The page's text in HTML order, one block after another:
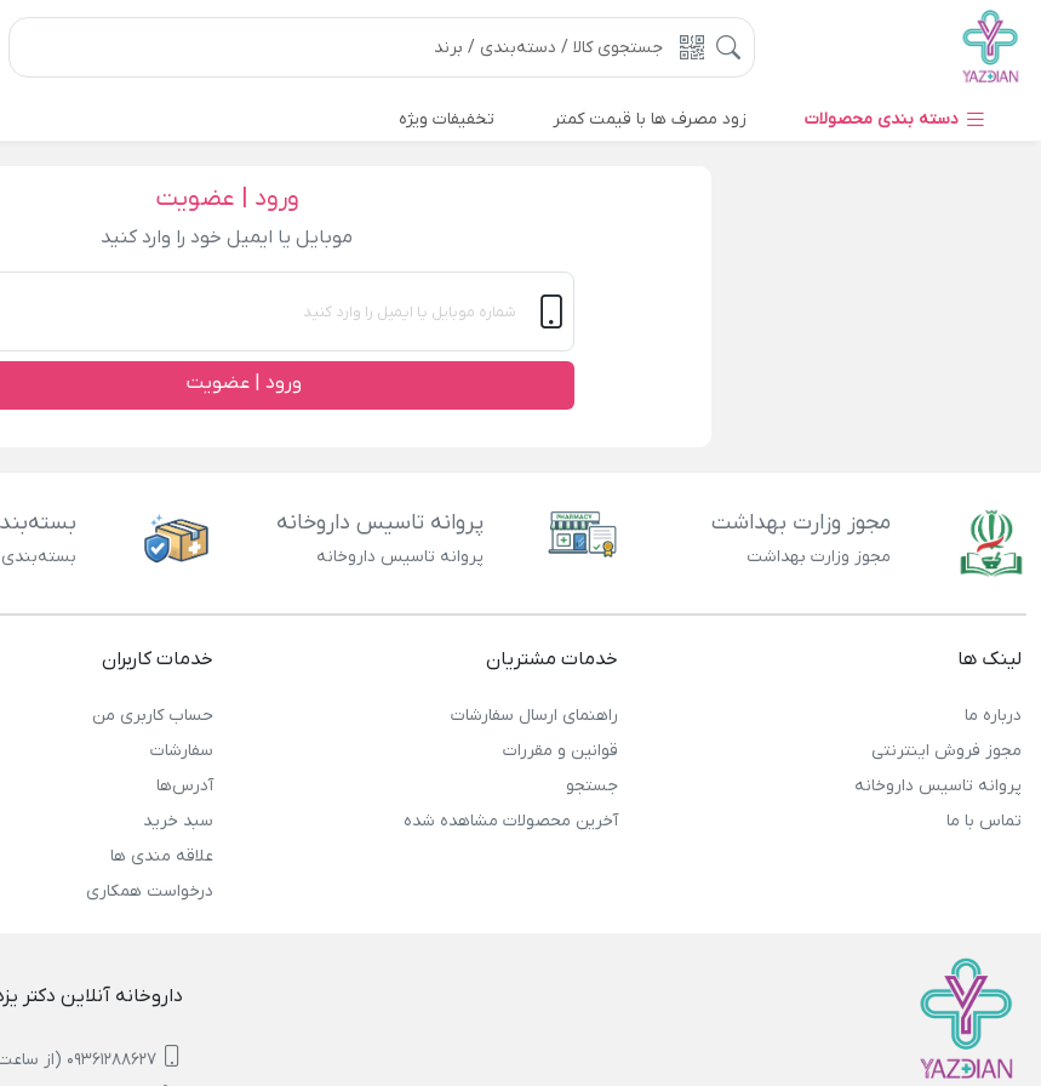
دسته بندی محصولات زود مصرف ها با قیمت کمتر تخفیفات ویژه
ورود | عضویت
موبایل یا ایمیل خود را وارد کنید
ورود | عضویت
مجوز وزارت بهداشت
مجوز وزارت بهداشت
پروانه تاسیس داروخانه
پروانه تاسیس داروخانه
لینک ها
درباره ما
مجوز فروش اینترنتی
پروانه تاسیس داروخانه
تماس با ما
خدمات مشتریان
راهنمای ارسال سفارشات
قوانین و مقررات
جستجو
آخرین محصولات مشاهده شده
خدمات کاربران
حساب کاربری من
سفارشات
آدرس‌ها
سبد خرید
علاقه مندی ها
درخواست همکاری
داروخانه آنلاین دکتر
09361288627 (از ساعت 9 تا 17)